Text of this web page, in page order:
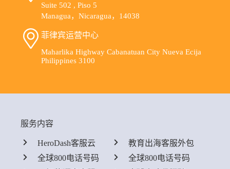
Suite 502 , Piso 5
Managua，Nicaragua，14038
菲律宾运营中心
Maharlika Highway Cabanatuan City Nueva Ecija
Philippines 3100
服务内容
HeroDash客服云
全球800电话号码
教育出海客服外包
全球800电话号码